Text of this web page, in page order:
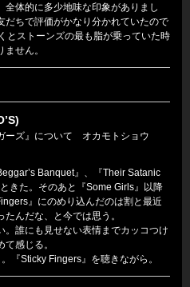
体的に多少地味な印象がありまし
だちで評価がかなり分かれていたので
とストーンズの最も脂が乗っていた時
せん。
ーズ』について オカモトショウ
Banquet』、『Their Satanic
きた。そのあと『Some Girls』以降
』にのめり込んだのは割と最近
んだな、と今では思う。
。誰にも見せない表情までカッコつけ
感じる。
『Sticky Fingers』を聴きながら。